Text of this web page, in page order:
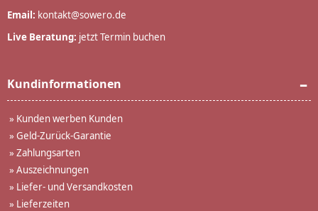
Email: kontakt@sowero.de
Live Beratung: jetzt Termin buchen
Kundinformationen
» Kunden werben Kunden
» Geld-Zurück-Garantie
» Zahlungsarten
» Auszeichnungen
» Liefer- und Versandkosten
» Lieferzeiten